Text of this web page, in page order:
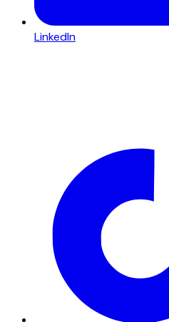
LinkedIn